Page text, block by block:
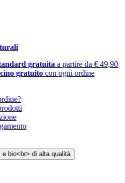
gratuita a partire da € 49,90
gratuito con ogni ordine